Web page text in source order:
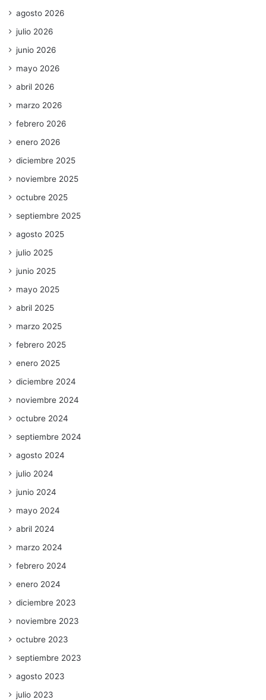
agosto 2026
julio 2026
junio 2026
mayo 2026
abril 2026
marzo 2026
febrero 2026
enero 2026
diciembre 2025
noviembre 2025
octubre 2025
septiembre 2025
agosto 2025
julio 2025
junio 2025
mayo 2025
abril 2025
marzo 2025
febrero 2025
enero 2025
diciembre 2024
noviembre 2024
octubre 2024
septiembre 2024
agosto 2024
julio 2024
junio 2024
mayo 2024
abril 2024
marzo 2024
febrero 2024
enero 2024
diciembre 2023
noviembre 2023
octubre 2023
septiembre 2023
agosto 2023
julio 2023